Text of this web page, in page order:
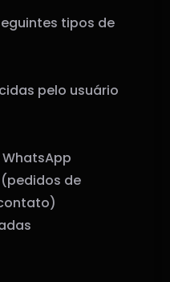
tipos de
pelo usuário
de